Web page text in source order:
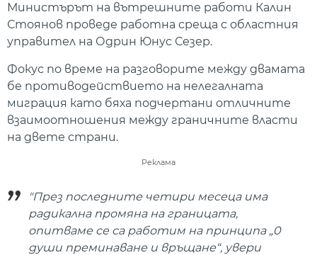
Министърът на вътрешните работи Калин
Стоянов проведе работна среща с областния
управител на Одрин Юнус Сезер.
Фокус по време на разговорите между двамата
бе противодействието на нелегалната
миграция като бяха подчертани отличните
взаимоотношения между граничните власти
на двете страни.
Реклама
"През последните четири месеца има
радикална промяна на границата,
опитваме се са работим на принципа „0
души преминаване и връщане“, увери